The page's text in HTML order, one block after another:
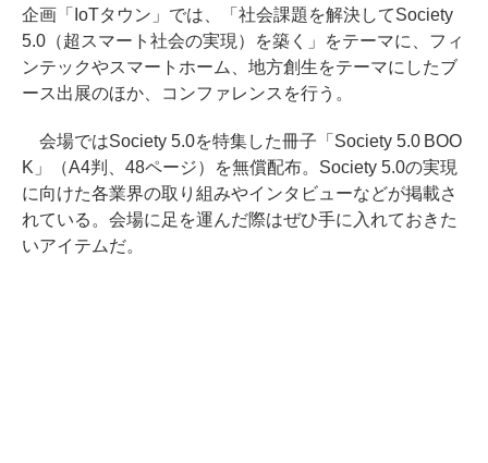
企画「IoTタウン」では、「社会課題を解決してSociety
5.0（超スマート社会の実現）を築く」をテーマに、フィ
ンテックやスマートホーム、地方創生をテーマにしたブ
ース出展のほか、コンファレンスを行う。
会場ではSociety 5.0を特集した冊子「Society 5.0 BOO
K」（A4判、48ページ）を無償配布。Society 5.0の実現
に向けた各業界の取り組みやインタビューなどが掲載さ
れている。会場に足を運んだ際はぜひ手に入れておきた
いアイテムだ。